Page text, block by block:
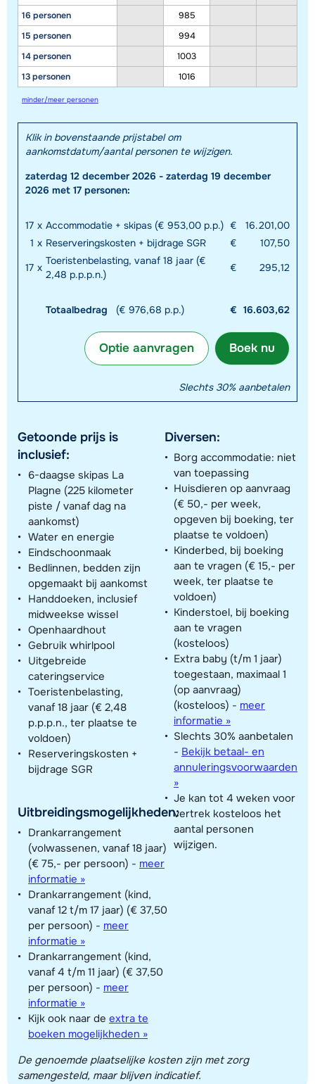
16 personen
15 personen
14 personen
13 personen
985
994
1003
1016
minder/meer personen
Klik in bovenstaande prijstabel om
aankomstdatum/aantal personen te wijzigen.
zaterdag 12 december 2026 - zaterdag 19 december
2026 met 17 personen:
17 x Accommodatie + skipas (€ 953,00 p.p.) €
16.201,00
1 x Reserveringskosten + bijdrage SGR €
107,50
17 x
Toeristenbelasting, vanaf 18 jaar (€
2,48 p.p.p.n.)
€ 295,12
Totaalbedrag (€ 976,68 p.p.) € 16.603,62
Boek nu
Optie aanvragen
Slechts 30% aanbetalen
Getoonde prijs is
inclusief:
6-daagse skipas La
Plagne (225 kilometer
piste / vanaf dag na
aankomst)
Water en energie
Eindschoonmaak
Bedlinnen, bedden zijn
opgemaakt bij aankomst
Handdoeken, inclusief
midweekse wissel
Openhaardhout
Gebruik whirlpool
Uitgebreide
cateringservice
Toeristenbelasting,
vanaf 18 jaar (€ 2,48
p.p.p.n., ter plaatse te
voldoen)
Reserveringskosten +
bijdrage SGR
Uitbreidingsmogelijkheden:
Drankarrangement
(volwassenen, vanaf 18 jaar)
(€ 75,- per persoon) - meer
informatie »
Drankarrangement (kind,
vanaf 12 t/m 17 jaar) (€ 37,50
per persoon) - meer
informatie »
Drankarrangement (kind,
vanaf 4 t/m 11 jaar) (€ 37,50
per persoon) - meer
informatie »
Kijk ook naar de extra te
boeken mogelijkheden »
Diversen:
Borg accommodatie: niet
van toepassing
Huisdieren op aanvraag
(€ 50,- per week,
opgeven bij boeking, ter
plaatse te voldoen)
Kinderbed, bij boeking
aan te vragen (€ 15,- per
week, ter plaatse te
voldoen)
Kinderstoel, bij boeking
aan te vragen
(kosteloos)
Extra baby (t/m 1 jaar)
toegestaan, maximaal 1
(op aanvraag)
(kosteloos) - meer
informatie »
Slechts 30% aanbetalen
- Bekijk betaal- en
annuleringsvoorwaarden
»
Je kan tot 4 weken voor
vertrek kosteloos het
aantal personen
wijzigen.
De genoemde plaatselijke kosten zijn met zorg
samengesteld, maar blijven indicatief.